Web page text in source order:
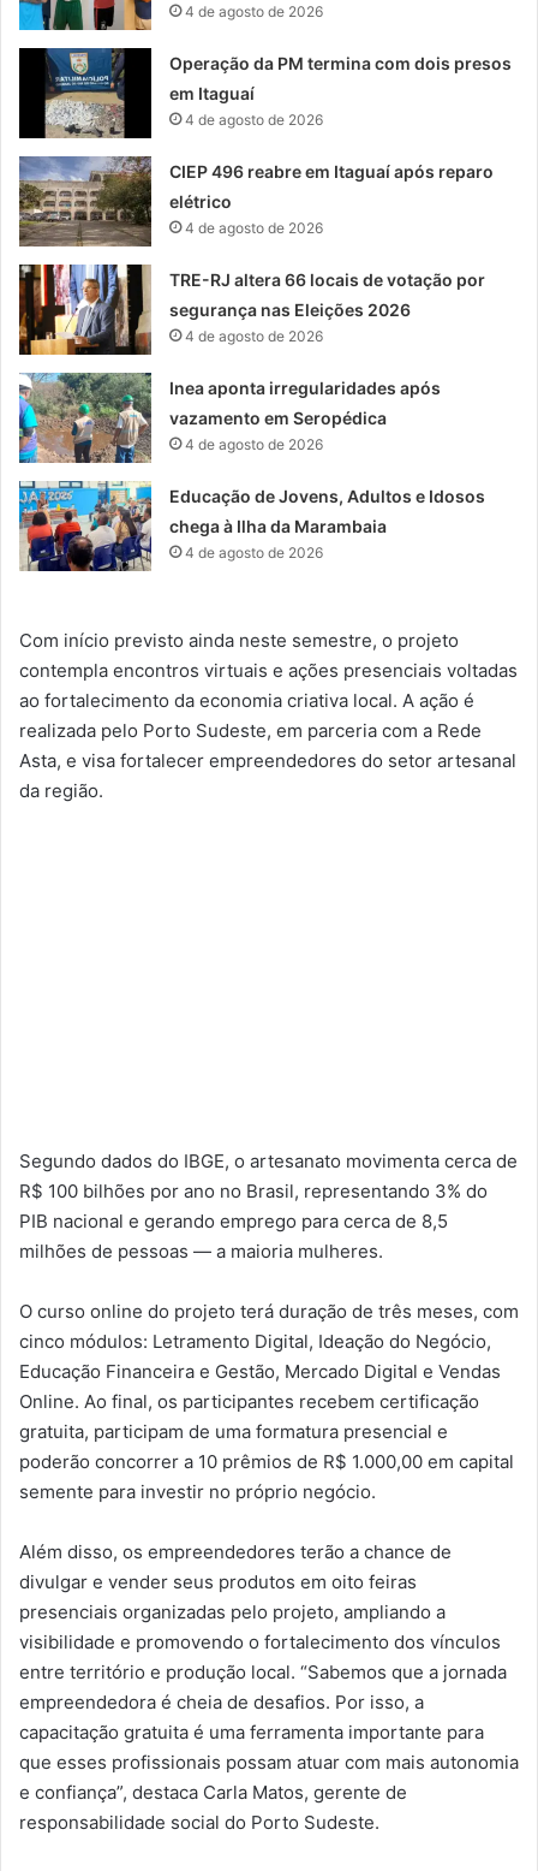
4 de agosto de 2026
Operação da PM termina com dois presos
em Itaguaí
4 de agosto de 2026
CIEP 496 reabre em Itaguaí após reparo
elétrico
4 de agosto de 2026
TRE-RJ altera 66 locais de votação por
segurança nas Eleições 2026
4 de agosto de 2026
Inea aponta irregularidades após
vazamento em Seropédica
4 de agosto de 2026
Educação de Jovens, Adultos e Idosos
chega à Ilha da Marambaia
4 de agosto de 2026
Com início previsto ainda neste semestre, o projeto
contempla encontros virtuais e ações presenciais voltadas
ao fortalecimento da economia criativa local. A ação é
realizada pelo Porto Sudeste, em parceria com a Rede
Asta, e visa fortalecer empreendedores do setor artesanal
da região.
Segundo dados do IBGE, o artesanato movimenta cerca de
R$ 100 bilhões por ano no Brasil, representando 3% do
PIB nacional e gerando emprego para cerca de 8,5
milhões de pessoas — a maioria mulheres.
O curso online do projeto terá duração de três meses, com
cinco módulos: Letramento Digital, Ideação do Negócio,
Educação Financeira e Gestão, Mercado Digital e Vendas
Online. Ao final, os participantes recebem certificação
gratuita, participam de uma formatura presencial e
poderão concorrer a 10 prêmios de R$ 1.000,00 em capital
semente para investir no próprio negócio.
Além disso, os empreendedores terão a chance de
divulgar e vender seus produtos em oito feiras
presenciais organizadas pelo projeto, ampliando a
visibilidade e promovendo o fortalecimento dos vínculos
entre território e produção local. “Sabemos que a jornada
empreendedora é cheia de desafios. Por isso, a
capacitação gratuita é uma ferramenta importante para
que esses profissionais possam atuar com mais autonomia
e confiança”, destaca Carla Matos, gerente de
responsabilidade social do Porto Sudeste.